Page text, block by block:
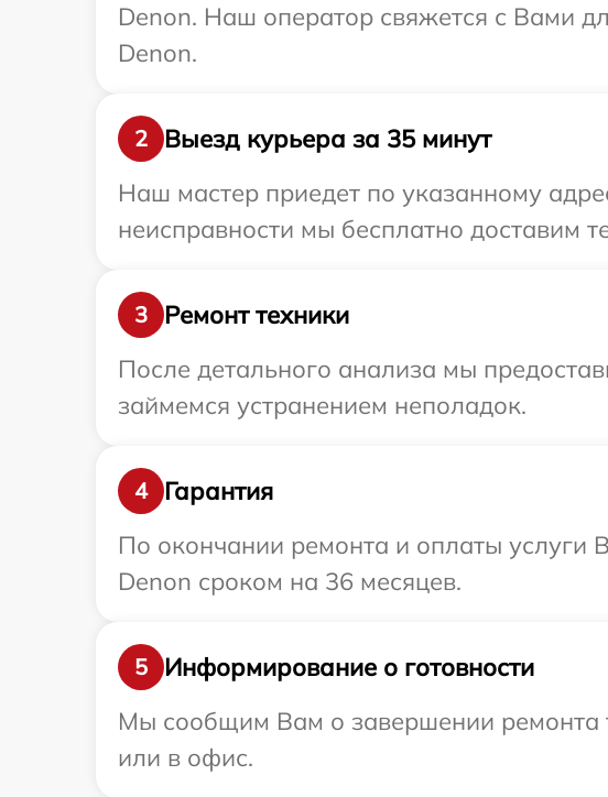
Denon. Наш оператор свяжется с Вами
Denon.
2
Выезд курьера за 35 минут
Наш мастер приедет по указанному
неисправности мы бесплатно доставим
3
Ремонт техники
После детального анализа мы
займемся устранением неполадок.
4
Гарантия
По окончании ремонта и оплаты услуги
Denon сроком на 36 месяцев.
5
Информирование о готовности
Мы сообщим Вам о завершении ремонта
или в офис.